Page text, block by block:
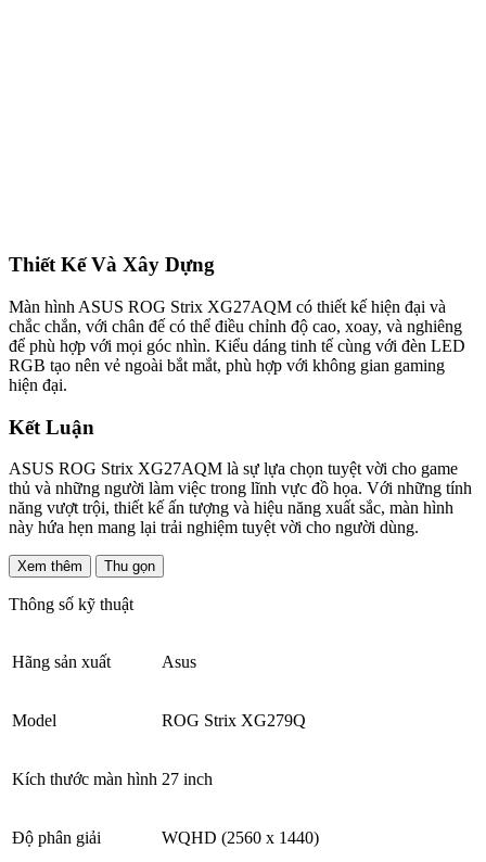
Thiết Kế Và Xây Dựng
Màn hình ASUS ROG Strix XG27AQM có thiết kế hiện đại và
chắc chắn, với chân đế có thể điều chỉnh độ cao, xoay, và nghiêng
để phù hợp với mọi góc nhìn. Kiểu dáng tinh tế cùng với đèn LED
RGB tạo nên vẻ ngoài bắt mắt, phù hợp với không gian gaming
hiện đại.
Kết Luận
ASUS ROG Strix XG27AQM là sự lựa chọn tuyệt vời cho game
thủ và những người làm việc trong lĩnh vực đồ họa. Với những tính
năng vượt trội, thiết kế ấn tượng và hiệu năng xuất sắc, màn hình
này hứa hẹn mang lại trải nghiệm tuyệt vời cho người dùng.
Xem thêm Thu gọn
Thông số kỹ thuật
Hãng sản xuất Asus
Model ROG Strix XG279Q
Kích thước màn hình 27 inch
Độ phân giải WQHD (2560 x 1440)